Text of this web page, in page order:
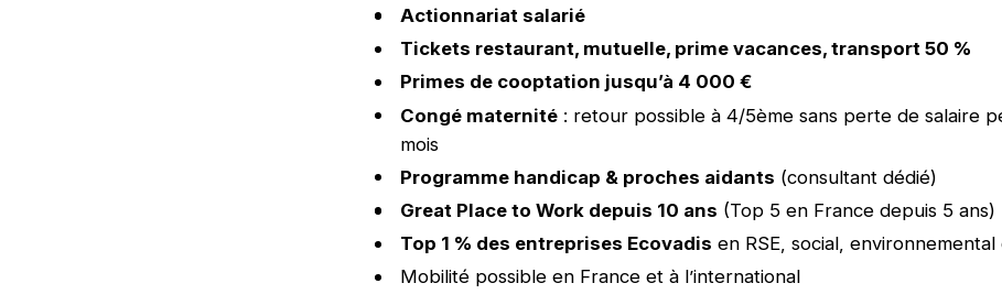
Actionnariat salarié
Tickets restaurant, mutuelle, prime vacances, transport 50 %
Primes de cooptation jusqu’à 4 000 €
Congé maternité : retour possible à 4/5ème sans perte de salaire
mois
Programme handicap & proches aidants (consultant dédié)
Great Place to Work depuis 10 ans (Top 5 en France depuis 5 ans)
Top 1 % des entreprises Ecovadis en RSE, social,
Mobilité possible en France et à l’international